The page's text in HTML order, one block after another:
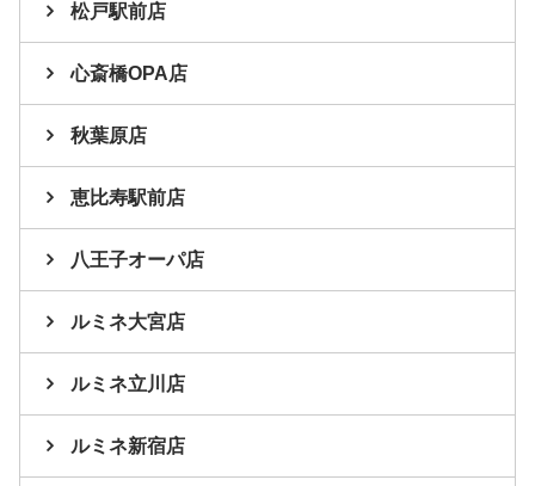
松戸駅前店
心斎橋OPA店
秋葉原店
恵比寿駅前店
八王子オーパ店
ルミネ大宮店
ルミネ立川店
ルミネ新宿店